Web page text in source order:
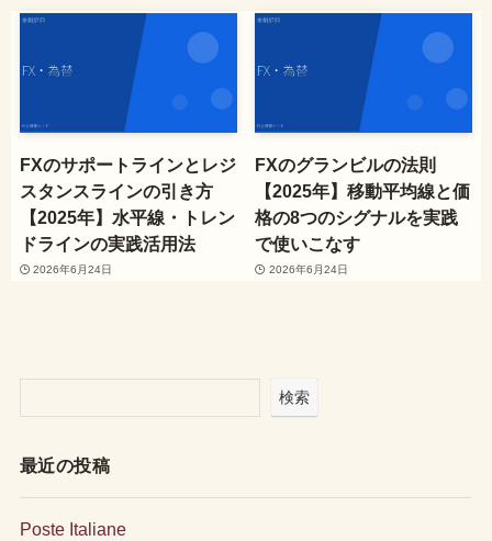
FXのサポートラインとレジ
スタンスラインの引き方
【2025年】水平線・トレン
ドラインの実践活用法
2026年6月24日
FXのグランビルの法則
【2025年】移動平均線と価
格の8つのシグナルを実践
で使いこなす
2026年6月24日
検索
最近の投稿
Poste Italiane